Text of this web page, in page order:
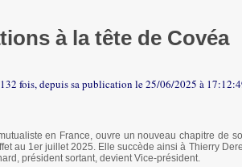
à la tête de Covéa
fois, depuis sa publication le 25/06/2025 à
en France, ouvre un nouveau chapitre de
au 1er juillet 2025. Elle succède ainsi à Thierry
président sortant, devient Vice-président.